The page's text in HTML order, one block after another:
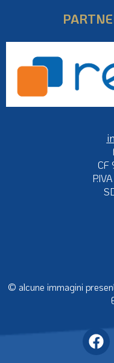
CF
© alcune immagini